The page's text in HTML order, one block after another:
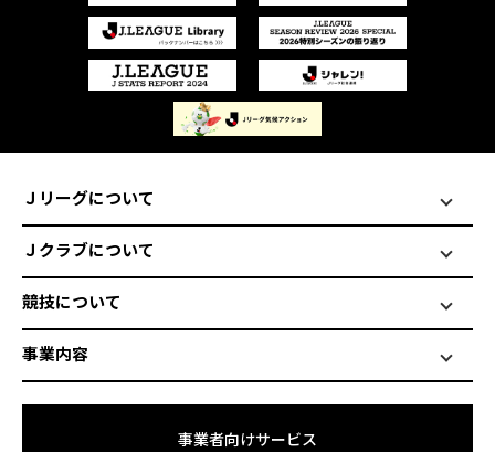
Ｊリーグについて
Ｊクラブについて
競技について
事業内容
事業者向けサービス